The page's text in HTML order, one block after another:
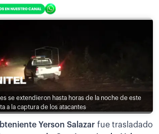
se extendieron hasta horas de la noche de este
a la captura de los atacantes
Yerson Salazar fue trasladado